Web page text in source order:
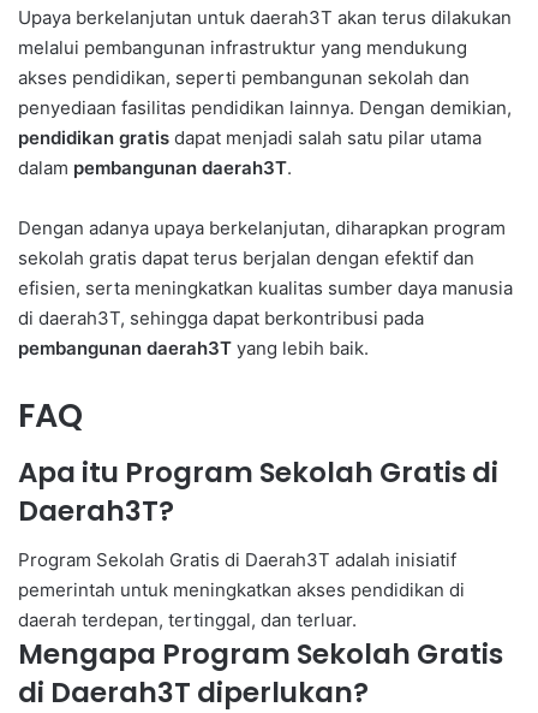
Upaya berkelanjutan untuk daerah3T akan terus dilakukan
melalui pembangunan infrastruktur yang mendukung
akses pendidikan, seperti pembangunan sekolah dan
penyediaan fasilitas pendidikan lainnya. Dengan demikian,
pendidikan gratis dapat menjadi salah satu pilar utama
dalam pembangunan daerah3T.
Dengan adanya upaya berkelanjutan, diharapkan program
sekolah gratis dapat terus berjalan dengan efektif dan
efisien, serta meningkatkan kualitas sumber daya manusia
di daerah3T, sehingga dapat berkontribusi pada
pembangunan daerah3T yang lebih baik.
FAQ
Apa itu Program Sekolah Gratis di
Daerah3T?
Program Sekolah Gratis di Daerah3T adalah inisiatif
pemerintah untuk meningkatkan akses pendidikan di
daerah terdepan, tertinggal, dan terluar.
Mengapa Program Sekolah Gratis
di Daerah3T diperlukan?